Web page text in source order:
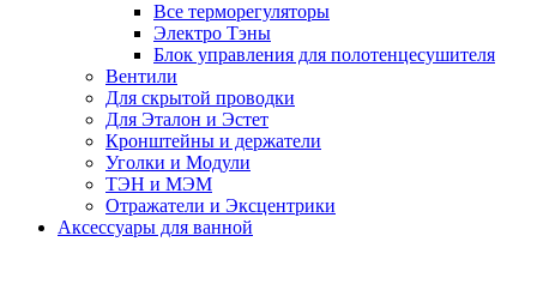
Все терморегуляторы
Электро Тэны
Блок управления для полотенцесушителя
Вентили
Для скрытой проводки
Для Эталон и Эстет
Кронштейны и держатели
Уголки и Модули
ТЭН и МЭМ
Отражатели и Эксцентрики
Аксессуары для ванной